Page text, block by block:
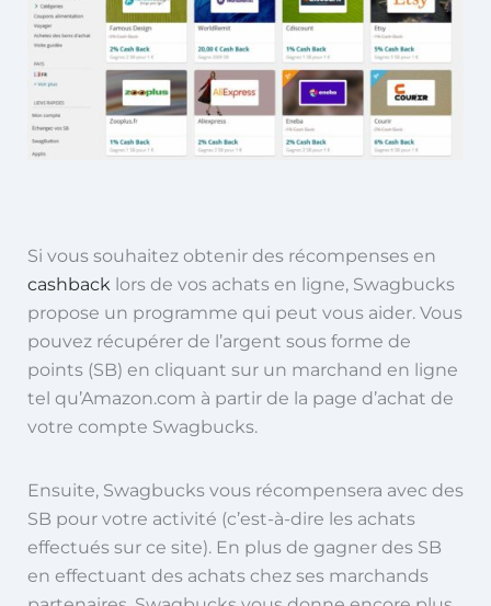
Si vous souhaitez obtenir des récompenses en
cashbacklors de vos achats en ligne, Swagbucks
propose un programme qui peut vous aider. Vous
pouvez récupérer de l’argent sous forme de
points (SB) en cliquant sur un marchand en ligne
tel qu’Amazon.com à partir de la page d’achat de
votre compte Swagbucks.
Ensuite, Swagbucks vous récompensera avec des
SB pour votre activité (c’est-à-dire les achats
effectués sur ce site). En plus de gagner des SB
en effectuant des achats chez ses marchands